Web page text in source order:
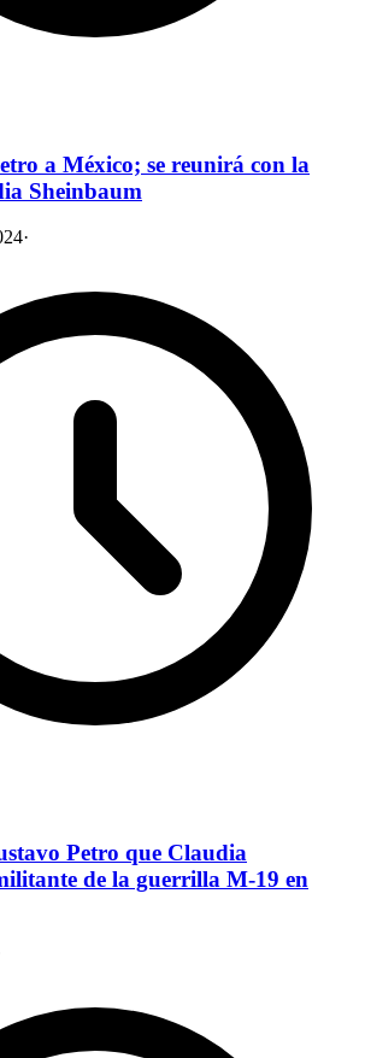
a México; se reunirá con la
Sheinbaum
·
Petro que Claudia
de la guerrilla M-19 en